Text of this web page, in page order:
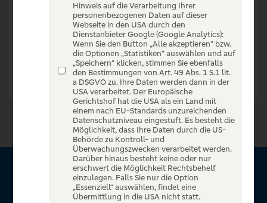
Zur Startseite
Über VR Entertain
Hinweis auf die Verarbeitung Ihrer
personenbezogenen Daten auf dieser
Webseite in den USA durch den
Dienstanbieter Google (Google Analytics):
Wenn Sie den Button „Alle akzeptieren“ bzw.
die Optionen „Statistiken“ auswählen und auf
„Speichern“ klicken, stimmen Sie ebenfalls
den Bestimmungen von Art. 49 Abs. 1 S.1 lit.
a DSGVO zu. Ihre Daten werden dann in der
USA verarbeitet. Der Europäische
Gerichtshof hat die USA als ein Land mit
einem nach EU-Standards unzureichenden
Datenschutzniveau eingestuft. Es besteht die
Möglichkeit, dass Ihre Daten durch die US-
Behörde zu Kontroll- und
Überwachungszwecken verarbeitet werden.
Darüber hinaus besteht keine oder nur
erschwert die Möglichkeit Rechtsbehelf
einzulegen. Falls Sie nur die Option
„Essenziell“ auswählen, findet eine
Übermittlung in die USA nicht statt.